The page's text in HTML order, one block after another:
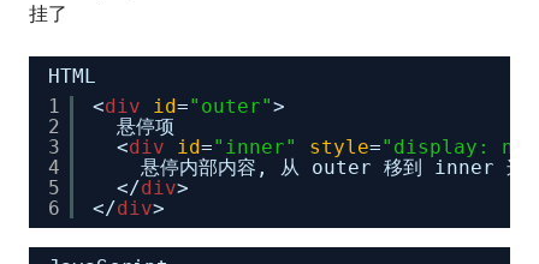
挂了
HTML
1
2
3
4
5
6
<div id="outer">
悬停项
<div id="inner" style="display:
悬停内部内容, 从 outer 移到 inner 这部
</div>
</div>